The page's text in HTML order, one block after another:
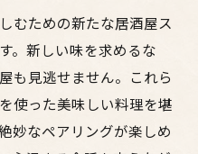
むための新たな居酒屋ス
。新しい味を求めるな
も見逃せません。これら
使った美味しい料理を堪
妙なペアリングが楽しめ